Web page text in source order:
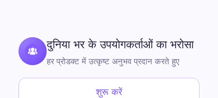
दुनिया भर के उपयोगकर्ताओं का भरोसा
हर प्रोडक्ट में उत्कृष्ट अनुभव प्रदान करते हुए
शुरू करें